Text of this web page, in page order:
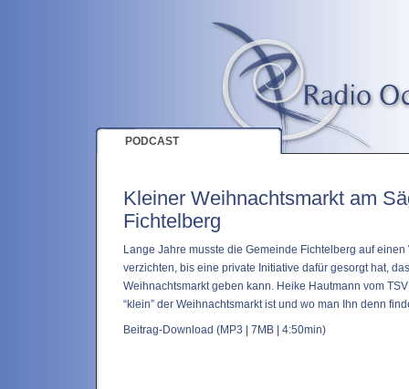
PODCAST
Kleiner Weihnachtsmarkt am
Fichtelberg
Lange Jahre musste die Gemeinde Fichtelberg auf einen
verzichten, bis eine private Initiative dafür gesorgt hat,
Weihnachtsmarkt geben kann. Heike Hautmann vom
“klein” der Weihnachtsmarkt ist und wo man Ihn denn
Beitrag-Download (MP3 | 7MB | 4:50min)